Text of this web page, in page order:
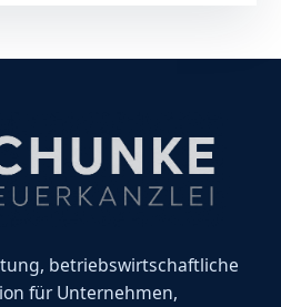
betriebswirtschaftliche
für Unternehmen,